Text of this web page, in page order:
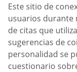
Este sitio de
usuarios durante
de citas que
sugerencias de
personalidad se
cuestionario